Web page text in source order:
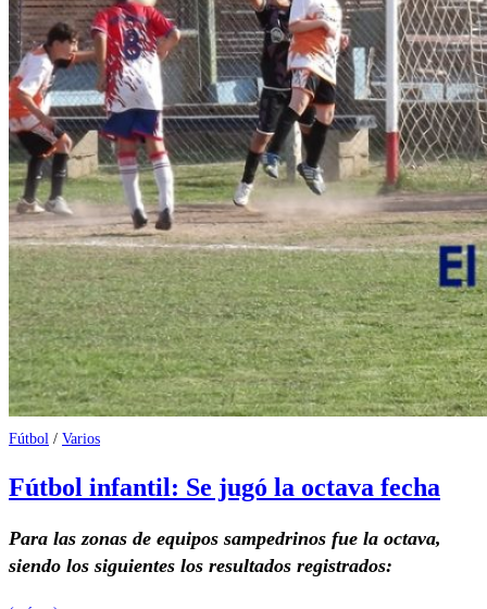
Fútbol / Varios
Fútbol infantil: Se jugó la octava fecha
Para las zonas de equipos sampedrinos fue la octava,
siendo los siguientes los resultados registrados: